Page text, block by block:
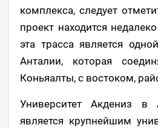
комплекса, следует
проект находится
эта трасса является
Анталии, которая
Коньяалты, с востоком,
Университет Акдениз в
является крупнейшим